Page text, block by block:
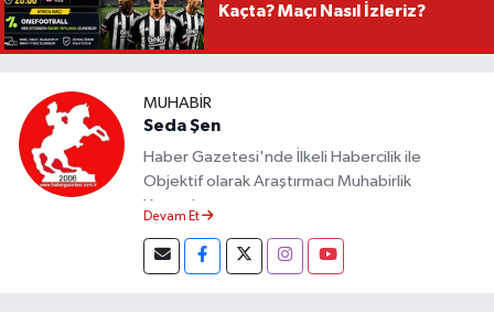
Kaçta? Maçı Nasıl İzleriz?
MUHABIR
Seda Şen
Haber Gazetesi'nde İlkeli Habercilik ile
Objektif olarak Araştırmacı Muhabirlik
Yapmaktayım.
Devam Et